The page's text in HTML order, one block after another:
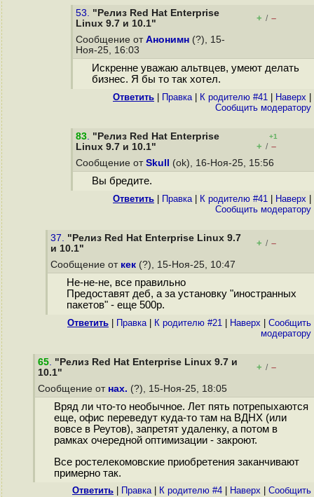
53. "Релиз Red Hat Enterprise
Linux 9.7 и 10.1"
+ / –
Сообщение от Анонимн (?), 15-
Ноя-25, 16:03
Искренне уважаю альтвцев, умеют делать
бизнес. Я бы то так хотел.
Ответить Правка| К родителю #41 Наверх
Cообщить модератору
83. "Релиз Red Hat Enterprise
Linux 9.7 и 10.1"
+1
+ / –
Сообщение от Skull (ok), 16-Ноя-25, 15:56
Вы бредите.
Ответить Правка| К родителю #41 Наверх
Cообщить модератору
37. "Релиз Red Hat Enterprise Linux 9.7
и 10.1"
+ / –
Сообщение от кек (?), 15-Ноя-25, 10:47
Не-не-не, все правильно
Предоставят деб, а за установку "иностранных
пакетов" - еще 500р.
Ответить Правка| К родителю #21 Наверх
Cообщить
модератору
65. "Релиз Red Hat Enterprise Linux 9.7 и
10.1"
+ / –
Сообщение от нах. (?), 15-Ноя-25, 18:05
Вряд ли что-то необычное. Лет пять потрепыхаются
еще, офис переведут куда-то там на ВДНХ (или
вовсе в Реутов), запретят удаленку, а потом в
рамках очередной оптимизации - закроют.
Все ростелекомовские приобретения заканчивают
примерно так.
Ответить Правка| К родителю #4 Наверх
Cообщить